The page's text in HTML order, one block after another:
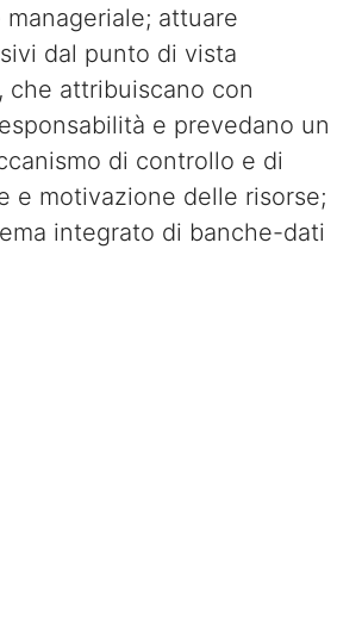
attuare
dal punto di vista
che attribuiscano con
e prevedano un
di controllo e di
e motivazione delle risorse;
integrato di banche-dati